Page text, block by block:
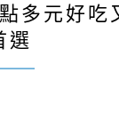
多元好吃
選